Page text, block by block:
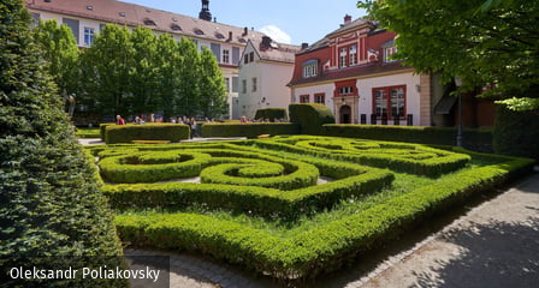
Oleksandr Poliakovsky